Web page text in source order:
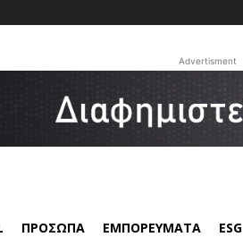
Advertisment
ΠΡΟΣΩΠΑ ΕΜΠΟΡΕΥΜΑΤΑ ESG